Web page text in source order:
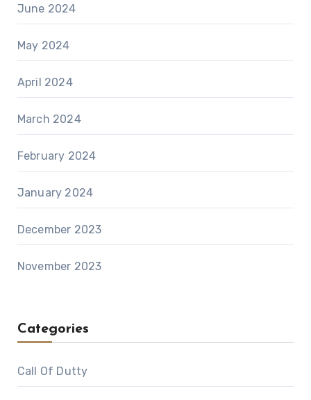
June 2024
May 2024
April 2024
March 2024
February 2024
January 2024
December 2023
November 2023
Categories
Call Of Dutty